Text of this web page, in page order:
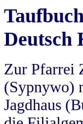
Deutsch
Zur Pfarrei
(Sypnywo)
Jagdhaus